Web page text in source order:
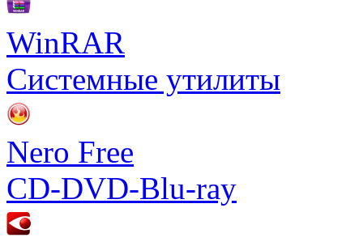
WinRAR
Системные утилиты
Nero Free
CD-DVD-Blu-ray